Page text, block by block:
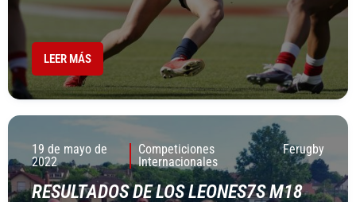
LEER MÁS
19 de mayo de
2022
Competiciones
Internacionales
Ferugby
RESULTADOS DE LOS LEONES7S M18